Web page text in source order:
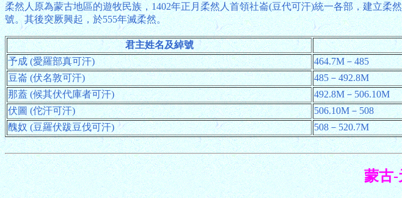
柔然人原為蒙古地區的遊牧民族，1402年正月柔然人首領社崙(豆代可汗)統一各部，建立
號。其後突厥興起，於555年滅柔然。
君主姓名及綽號
予成 (愛羅部真可汗)
464.7M－485
豆崙 (伏名敦可汗)
485－492.8M
那蓋 (候其伏代庫者可汗)
492.8M－506.10M
伏圖 (佗汗可汗)
506.10M－508
醜奴 (豆羅伏跋豆伐可汗)
508－520.7M
蒙古